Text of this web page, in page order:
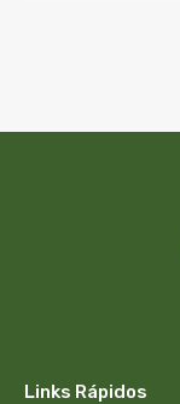
Links Rápidos